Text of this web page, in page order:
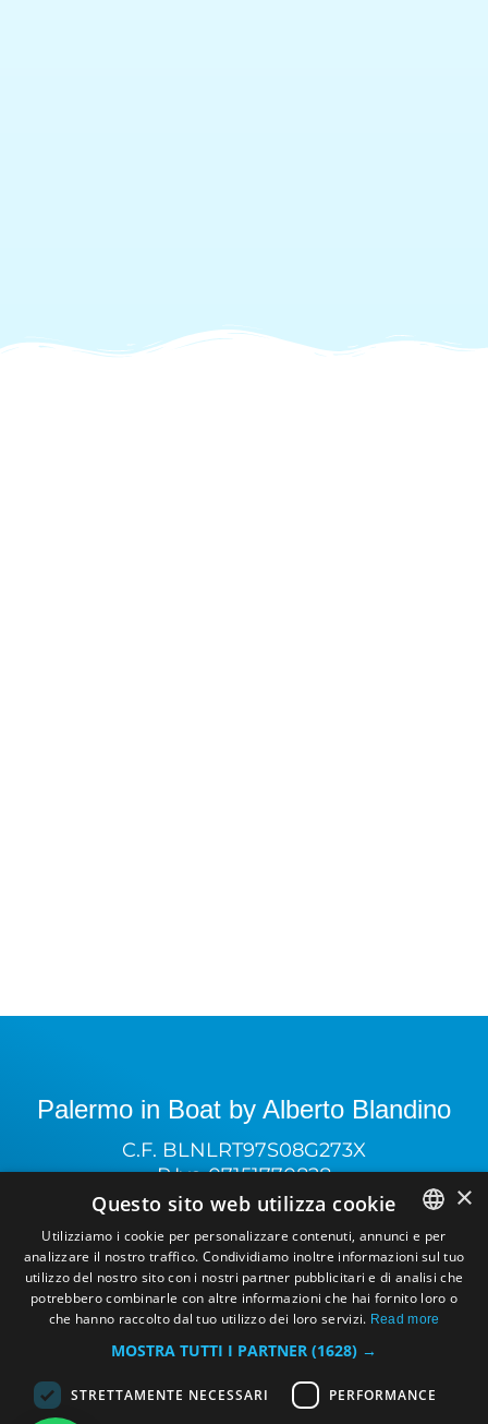
Palermo in Boat by Alberto Blandino
C.F. BLNLRT97S08G273X
P.Iva 07151770828
Terms and conditions Quad tours
Terms and conditions Boat tours
View all tours
Sunset boat tour
Half day boat tour
Full day tour by boat
Sunrise tour by boat
ENGLISH
ITALIAN
×
Questo sito web utilizza cookie
Utilizziamo i cookie per personalizzare contenuti, annunci e per
analizzare il nostro traffico. Condividiamo inoltre informazioni sul tuo
utilizzo del nostro sito con i nostri partner pubblicitari e di analisi che
potrebbero combinarle con altre informazioni che hai fornito loro o
che hanno raccolto dal tuo utilizzo dei loro servizi. Read more
MOSTRA TUTTI I PARTNER (1628) →
STRETTAMENTE NECESSARI PERFORMANCE